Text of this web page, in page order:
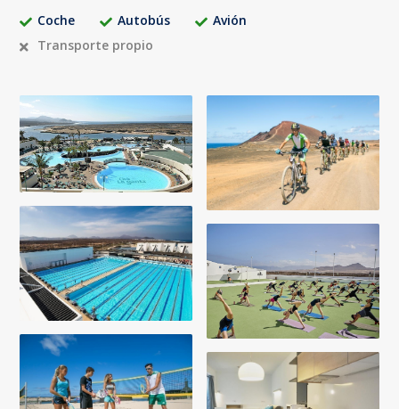
Coche Autobús
Avión
Transporte propio